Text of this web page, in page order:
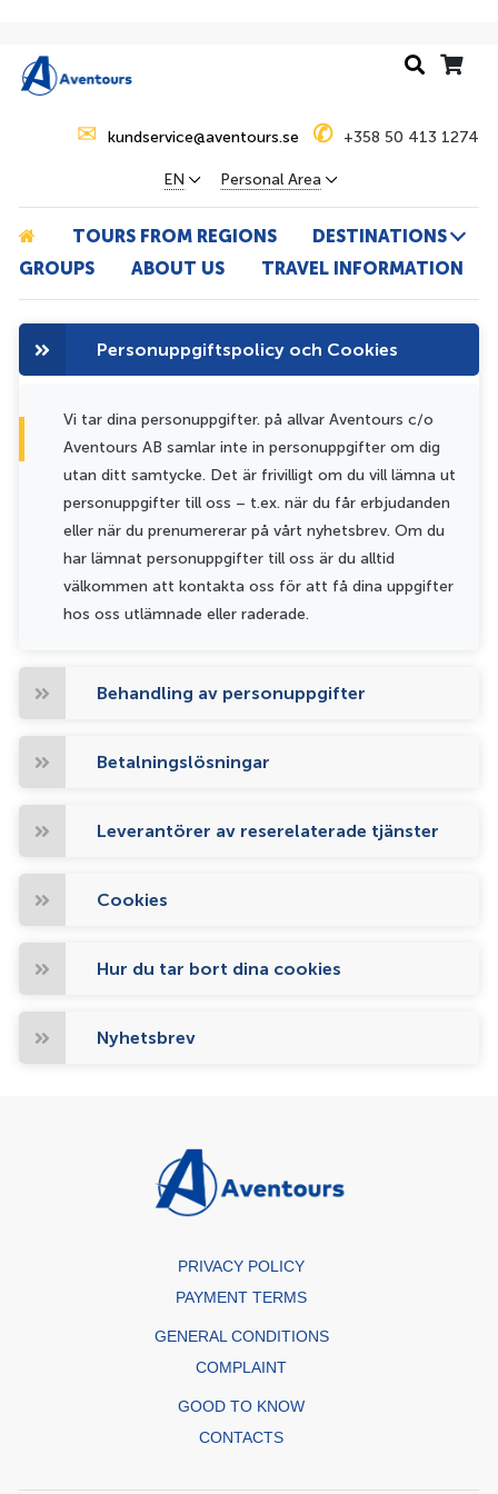
✉ kundservice@aventours.se ✆ +358 50 413 1274
EN Personal Area
TOURS FROM REGIONS
DESTINATIONS
GROUPS
ABOUT US TRAVEL INFORMATION
Personuppgiftspolicy och Cookies
Vi tar dina personuppgifter. på allvar Aventours c/o
Aventours AB samlar inte in personuppgifter om dig
utan ditt samtycke. Det är frivilligt om du vill lämna ut
personuppgifter till oss – t.ex. när du får erbjudanden
eller när du prenumererar på vårt nyhetsbrev. Om du
har lämnat personuppgifter till oss är du alltid
välkommen att kontakta oss för att få dina uppgifter
hos oss utlämnade eller raderade.
Behandling av personuppgifter
Betalningslösningar
Leverantörer av reserelaterade tjänster
Cookies
Hur du tar bort dina cookies
Nyhetsbrev
PRIVACY POLICY
PAYMENT TERMS
GENERAL CONDITIONS
COMPLAINT
GOOD TO KNOW
CONTACTS